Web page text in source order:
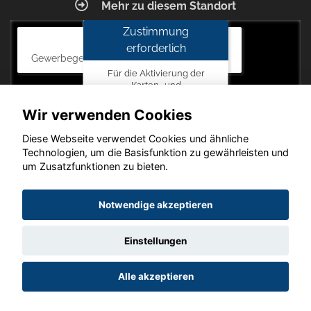
Mehr zu diesem Standort
Autohaus Blunck
Gewerbegebiet am Mastweg 7, 18356 Barth
Zustimmung
erforderlich
Für die Aktivierung der
Karten- und
Zustimmung zu den
Datenschutzrichtlinien vom
Drittanbieter Google LLC
erforderlich.
Zustimmen
und
aktivieren
Copyright © 2026. Autohaus Blunck
Datenschutz Impressum AGB
AGB (Teile)
AGB (Gebrauchtwagen) Widerruf
Wir verwenden Cookies
Diese Webseite verwendet Cookies und ähnliche
Technologien, um die Basisfunktion zu gewährleisten und
um Zusatzfunktionen zu bieten.
Notwendige akzeptieren
Einstellungen
Alle akzeptieren